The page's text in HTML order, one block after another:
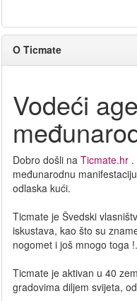
O Ticmate
Vodeći
Dobro došli naTicmate.hr
međunarodnu
odlaska kući.
Ticmate je Švedski
iskustava, kao što su
nogomet i još mnogo toga !.
Ticmate je aktivan u 40
gradovima diljem svijeta,